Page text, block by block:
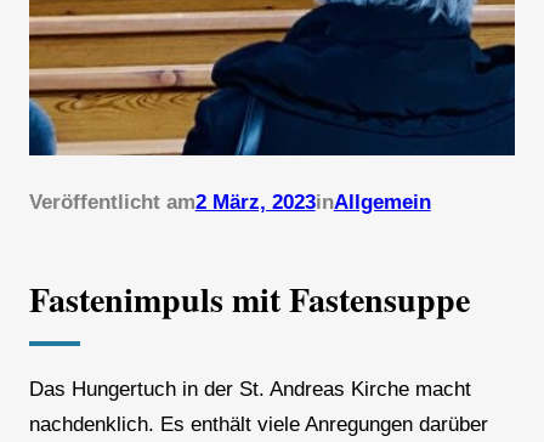
Veröffentlicht am2 März, 2023inAllgemein
Fastenimpuls mit Fastensuppe
Das Hungertuch in der St. Andreas Kirche macht
nachdenklich. Es enthält viele Anregungen darüber